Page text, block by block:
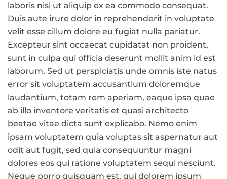
laboris nisi ut aliquip ex ea commodo consequat.
Duis aute irure dolor in reprehenderit in voluptate
velit esse cillum dolore eu fugiat nulla pariatur.
Excepteur sint occaecat cupidatat non proident,
sunt in culpa qui officia deserunt mollit anim id est
laborum. Sed ut perspiciatis unde omnis iste natus
error sit voluptatem accusantium doloremque
laudantium, totam rem aperiam, eaque ipsa quae
ab illo inventore veritatis et quasi architecto
beatae vitae dicta sunt explicabo. Nemo enim
ipsam voluptatem quia voluptas sit aspernatur aut
odit aut fugit, sed quia consequuntur magni
dolores eos qui ratione voluptatem sequi nesciunt.
Neque porro quisquam est, qui dolorem ipsum